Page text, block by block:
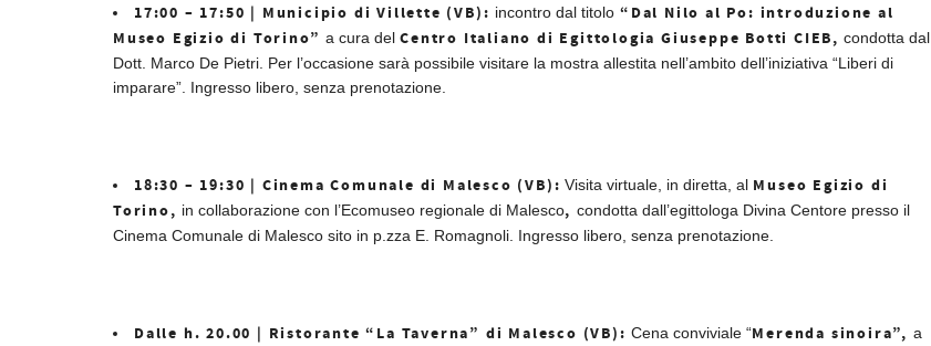
17:00 – 17:50 | Municipio di Villette (VB): incontro dal titolo “Dal Nilo al Po: introduzione al
Museo Egizio di Torino”a cura delCentro Italiano di Egittologia Giuseppe Botti CIEB, condotta dal
Dott. Marco De Pietri. Per l’occasione sarà possibile visitare la mostra allestita nell’ambito dell’iniziativa “Liberi di
imparare”. Ingresso libero, senza prenotazione.
18:30 – 19:30 | Cinema Comunale di Malesco (VB): Visita virtuale, in diretta, al Museo Egizio di
Torino, in collaborazione con l’Ecomuseo regionale di Malesco,condotta dall’egittologa Divina Centore presso il
Cinema Comunale di Malesco sito in p.zza E. Romagnoli. Ingresso libero, senza prenotazione.
Dalle h. 20.00 | Ristorante “La Taverna” di Malesco (VB):Cena conviviale “Merenda sinoira”, a